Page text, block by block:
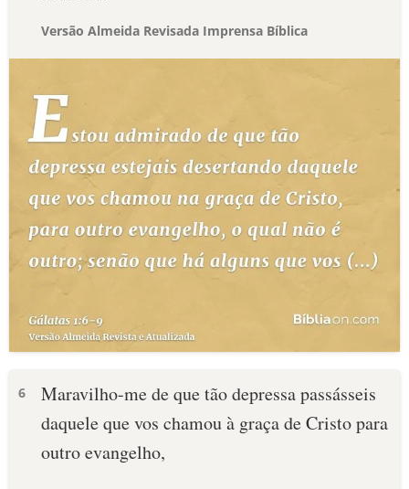
Versão Almeida Revisada Imprensa Bíblica
6
Maravilho-me de que tão depressa passásseis
daquele que vos chamou à graça de Cristo para
outro evangelho,